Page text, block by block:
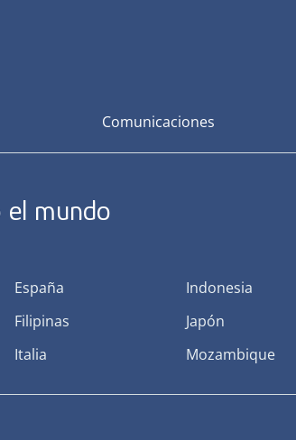
Comunicaciones
el mundo
España
Filipinas
Italia
Indonesia
Japón
Mozambique